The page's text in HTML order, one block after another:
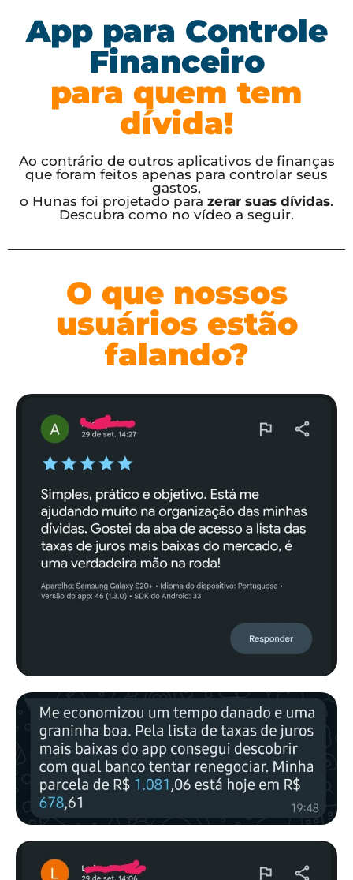
App para Controle
Financeiro
para quem tem
dívida!
Ao contrário de outros aplicativos de finanças
que foram feitos apenas para controlar seus
gastos,
o Hunas foi projetado para zerar suas dívidas.
Descubra como no vídeo a seguir.
O que nossos
usuários estão
falando?